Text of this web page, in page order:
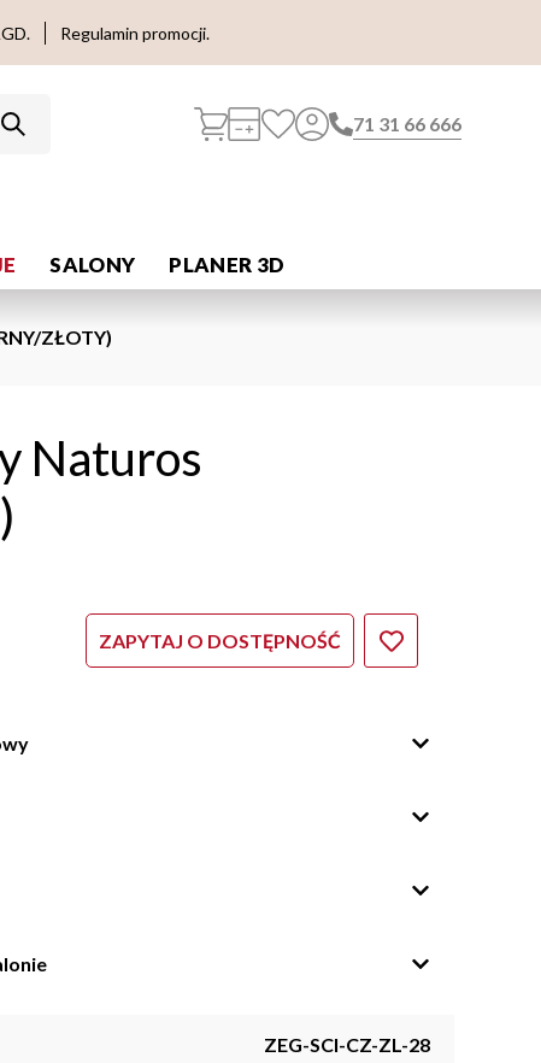
Regulamin promocji.
71 31 66 666
SALONY PLANER 3D
ZŁOTY)
Naturos
ZAPYTAJ O DOSTĘPNOŚĆ
ZEG-SCI-CZ-ZL-28